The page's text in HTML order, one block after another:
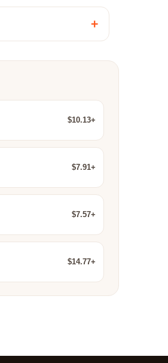
+
$10.13+
$7.91+
$7.57+
$14.77+